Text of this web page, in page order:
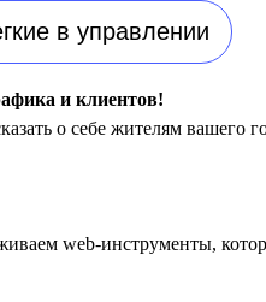
в управлении
и клиентов!
о себе жителям вашего
web-инструменты,